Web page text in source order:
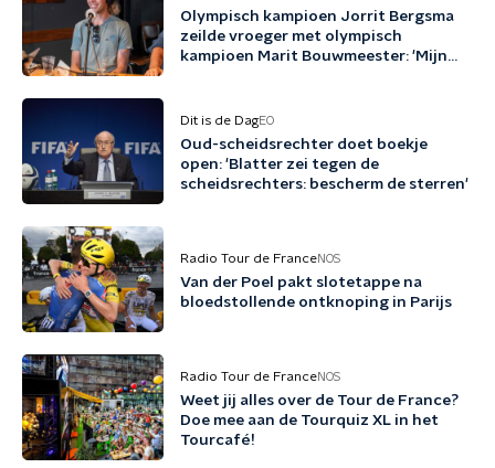
Olympisch kampioen Jorrit Bergsma
zeilde vroeger met olympisch
kampioen Marit Bouwmeester: 'Mijn
Dit is de DagEO
Oud-scheidsrechter doet boekje
open: 'Blatter zei tegen de
scheidsrechters: bescherm de sterren'
Radio Tour de FranceNOS
Van der Poel pakt slotetappe na
bloedstollende ontknoping in Parijs
Radio Tour de FranceNOS
Weet jij alles over de Tour de France?
Doe mee aan de Tourquiz XL in het
Tourcafé!